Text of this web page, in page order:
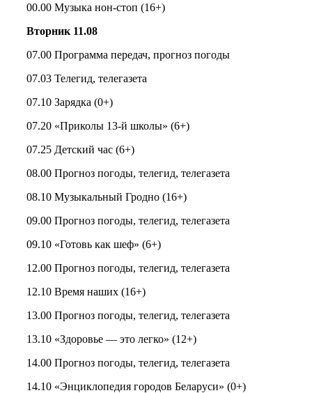
00.00 Музыка нон-стоп (16+)
Вторник 11.08
07.00 Программа передач, прогноз погоды
07.03 Телегид, телегазета
07.10 Зарядка (0+)
07.20 «Приколы 13-й школы» (6+)
07.25 Детский час (6+)
08.00 Прогноз погоды, телегид, телегазета
08.10 Музыкальный Гродно (16+)
09.00 Прогноз погоды, телегид, телегазета
09.10 «Готовь как шеф» (6+)
12.00 Прогноз погоды, телегид, телегазета
12.10 Время наших (16+)
13.00 Прогноз погоды, телегид, телегазета
13.10 «Здоровье — это легко» (12+)
14.00 Прогноз погоды, телегид, телегазета
14.10 «Энциклопедия городов Беларуси» (0+)